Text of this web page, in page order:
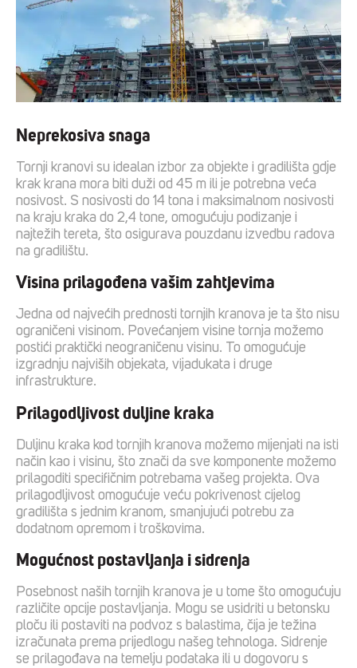
Neprekosiva snaga
Tornji kranovi su idealan izbor za objekte i gradilišta gdje
krak krana mora biti duži od 45 m ili je potrebna veća
nosivost. S nosivosti do 14 tona i maksimalnom nosivosti
na kraju kraka do 2,4 tone, omogućuju podizanje i
najtežih tereta, što osigurava pouzdanu izvedbu radova
na gradilištu.
Visina prilagođena vašim zahtjevima
Jedna od najvećih prednosti tornjih kranova je ta što nisu
ograničeni visinom. Povećanjem visine tornja možemo
postići praktički neograničenu visinu. To omogućuje
izgradnju najviših objekata, vijadukata i druge
infrastrukture.
Prilagodljivost duljine kraka
Duljinu kraka kod tornjih kranova možemo mijenjati na isti
način kao i visinu, što znači da sve komponente možemo
prilagoditi specifičnim potrebama vašeg projekta. Ova
prilagodljivost omogućuje veću pokrivenost cijelog
gradilišta s jednim kranom, smanjujući potrebu za
dodatnom opremom i troškovima.
Mogućnost postavljanja i sidrenja
Posebnost naših tornjih kranova je u tome što omogućuju
različite opcije postavljanja. Mogu se usidriti u betonsku
ploču ili postaviti na podvoz s balastima, čija je težina
izračunata prema prijedlogu našeg tehnologa. Sidrenje
se prilagođava na temelju podataka ili u dogovoru s